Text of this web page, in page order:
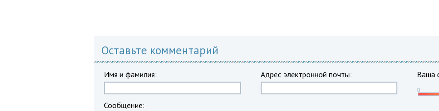
Оставьте комментарий
Имя и фамилия: Адрес электронной почты: Ваша
Сообщение: